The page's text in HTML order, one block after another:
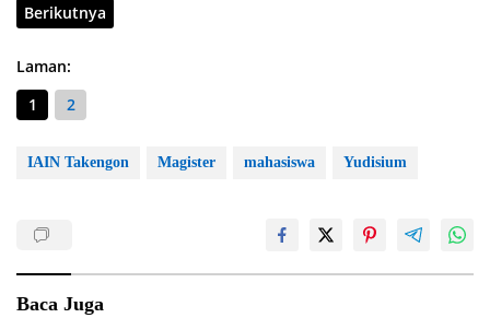
Berikutnya
Laman:
1
2
IAIN Takengon Magister mahasiswa Yudisium
Baca Juga